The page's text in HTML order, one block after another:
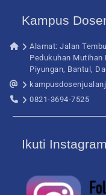
Kampus
Alamat: Jalan
Pedukuhan
Piyungan, Bantul,
0821-3694-7525
Ikuti Instagram